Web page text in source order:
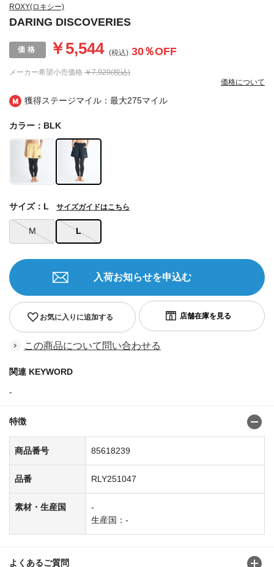
獲得ステージマイル：最大275マイル
ROXY(ロキシー)
DARING DISCOVERIES
メーカー希望小売価格 ￥7,920(税込)
￥5,544 (税込) 30％OFF
価格について
カラー：BLK
M L
サイズ：L サイズガイドはこちら
お気に入りに追加する
入荷お知らせを申込む
この商品について問い合わせる
関連 KEYWORD
-
特徴
商品番号 85618239
品番 RLY251047
素材・生産国
-
生産国：-
よくあるご質問